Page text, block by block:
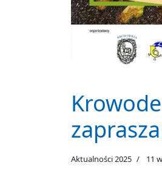
Aktualności 2025 11